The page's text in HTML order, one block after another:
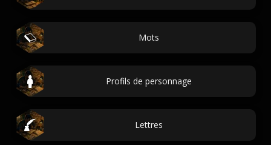
Mots
Profils de personnage
Lettres